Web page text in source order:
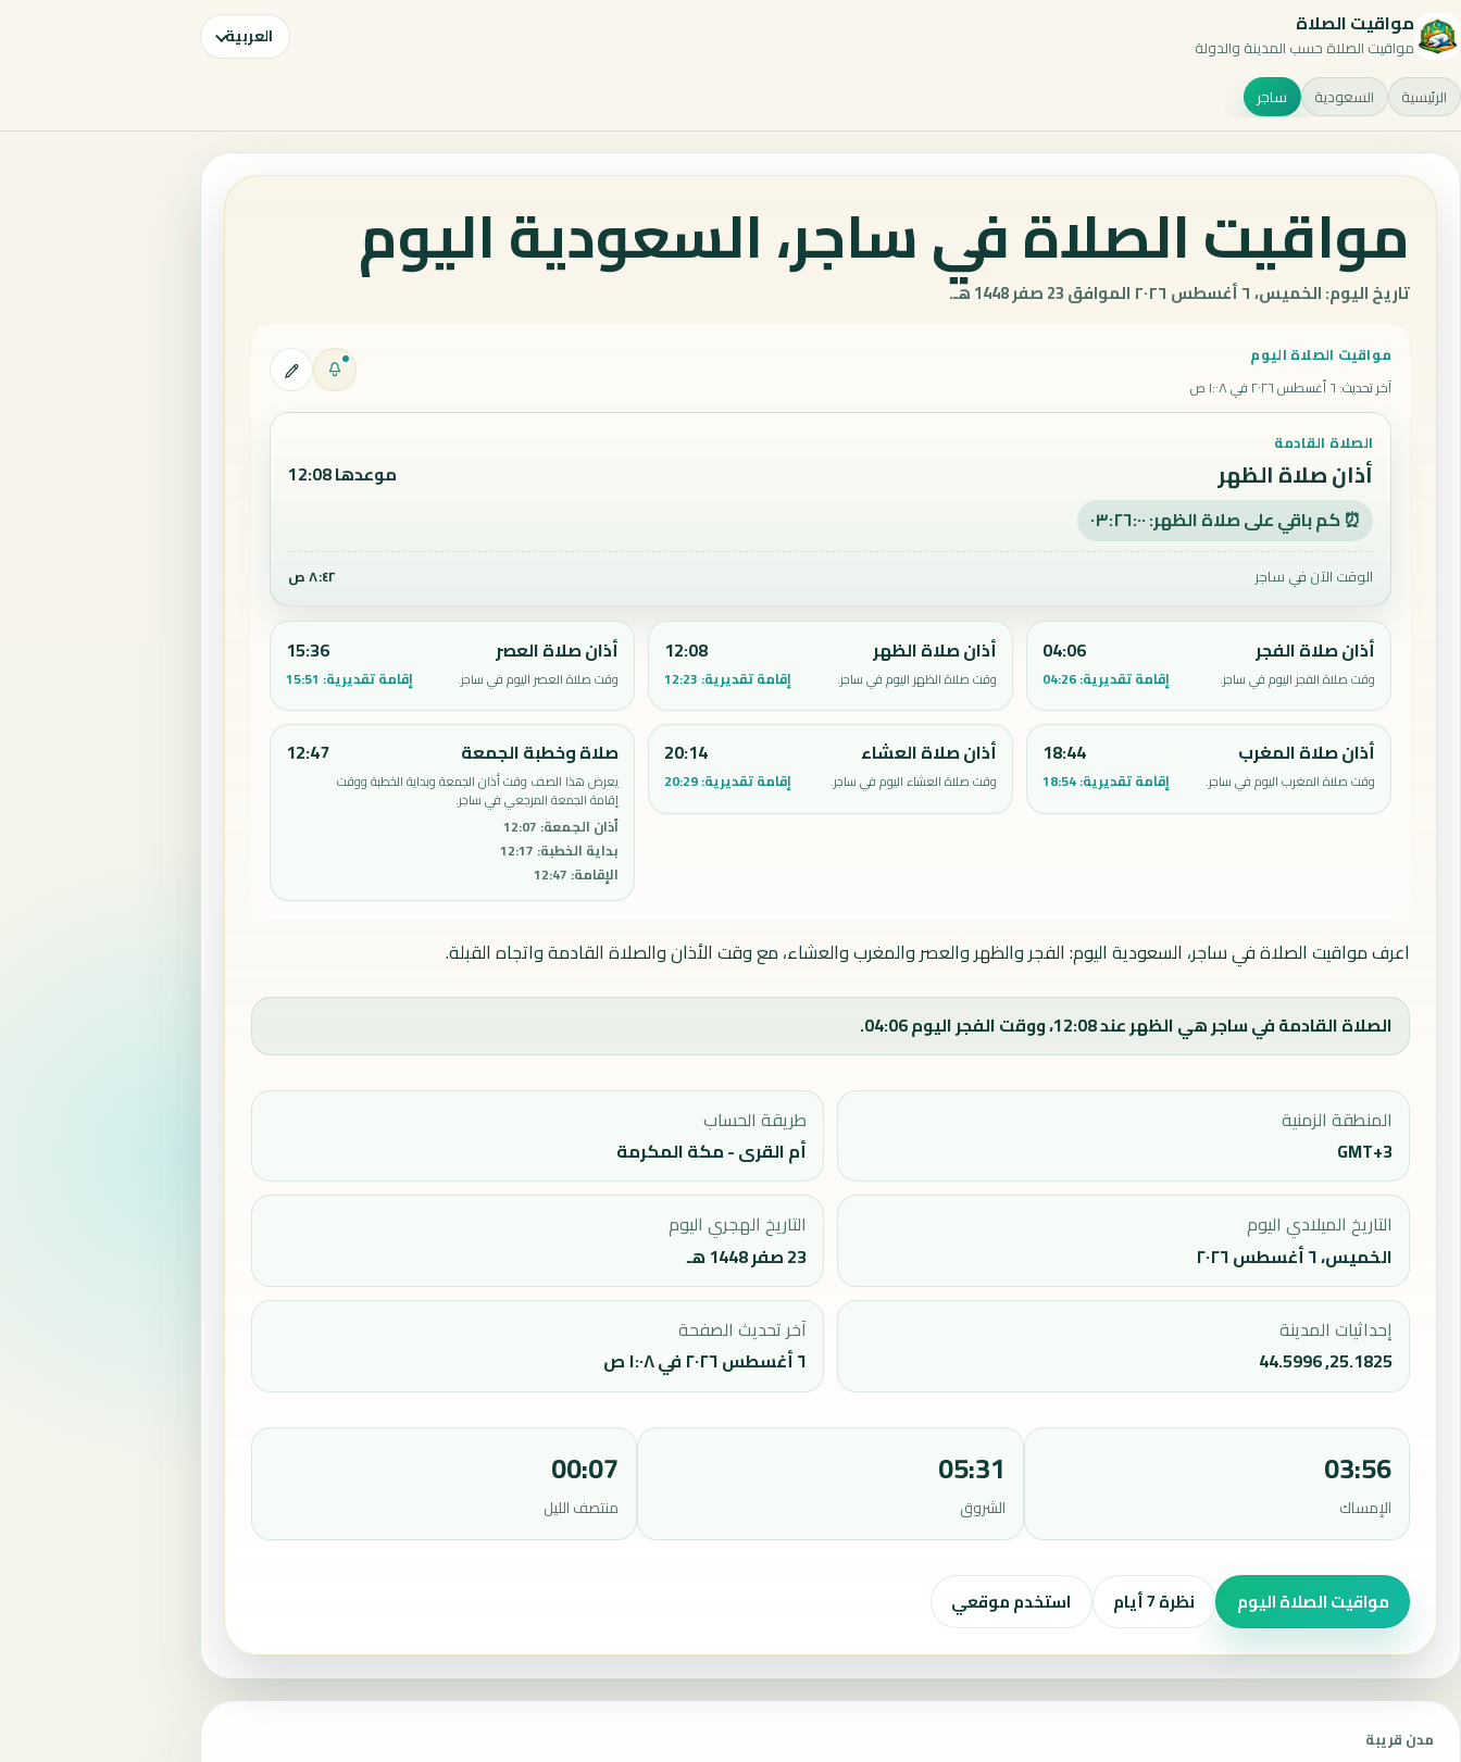
مواقيت الصلاة
مواقيت الصلاة حسب المدينة والدولة العربية
الرئيسية السعودية ساجر
مواقيت الصلاة في ساجر، السعودية اليوم
تاريخ اليوم: الخميس، ٦ أغسطس ٢٠٢٦ الموافق 23 صفر 1448 هـ.
مواقيت الصلاة اليوم
آخر تحديث: ٦ أغسطس ٢٠٢٦ في ١:٠٨ ص
الصلاة القادمة
أذان صلاة الظهر موعدها 12:08
⏰ كم باقي على صلاة الظهر: ٠٣:٢٥:٥٩
الوقت الآن في ساجر ٨:٤٢ ص
أذان صلاة الفجر
وقت صلاة الفجر اليوم في ساجر.
04:06
إقامة تقديرية:04:26
أذان صلاة الظهر
وقت صلاة الظهر اليوم في ساجر.
12:08
إقامة تقديرية: 12:23
أذان صلاة العصر
وقت صلاة العصر اليوم في ساجر.
15:36
إقامة تقديرية: 15:51
أذان صلاة المغرب
وقت صلاة المغرب اليوم في ساجر.
18:44
إقامة تقديرية:18:54
أذان صلاة العشاء
وقت صلاة العشاء اليوم في ساجر.
20:14
إقامة تقديرية:20:29
صلاة وخطبة الجمعة
يعرض هذا الصف وقت أذان الجمعة وبداية الخطبة ووقت
إقامة الجمعة المرجعي في ساجر.
أذان الجمعة:
12:07
بداية الخطبة:
12:17
الإقامة:
12:47
12:47
اعرف مواقيت الصلاة في ساجر، السعودية اليوم: الفجر والظهر والعصر والمغرب والعشاء، مع وقت الأذان والصلاة القادمة واتجاه القبلة.
الصلاة القادمة في ساجر هي الظهر عند 12:08، ووقت الفجر اليوم 04:06.
المنطقة الزمنية
GMT+3
طريقة الحساب
أم القرى - مكة المكرمة
التاريخ الميلادي اليوم
الخميس، ٦ أغسطس ٢٠٢٦
التاريخ الهجري اليوم
23 صفر 1448 هـ
إحداثيات المدينة
25.1825, 44.5996
آخر تحديث الصفحة
٦ أغسطس ٢٠٢٦ في ١:٠٨ ص
03:56
الإمساك
05:31
الشروق
00:07
منتصف الليل
مواقيت الصلاة اليوم نظرة 7 أيام استخدم موقعي
مدن قريبة